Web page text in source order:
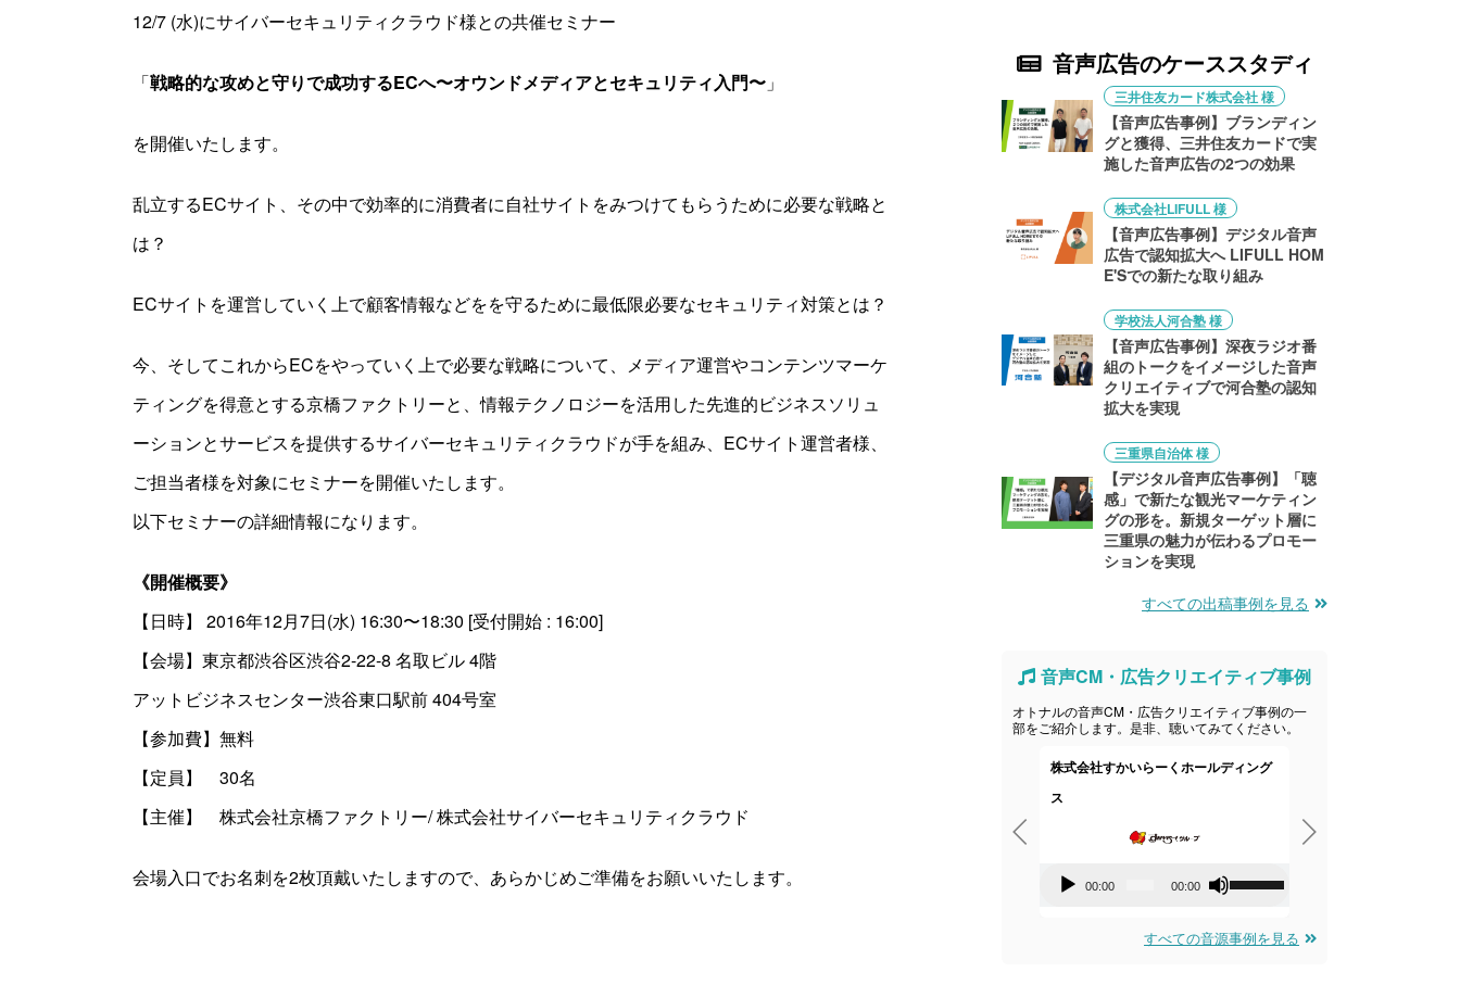
12/7 (水)にサイバーセキュリティクラウド様との共催セミナー
「戦略的な攻めと守りで成功するECへ〜オウンドメディアとセキュリティ入門〜 」
を開催いたします。
乱立するECサイト、その中で効率的に消費者に自社サイトをみつけてもらうために必要な戦略と
は？
ECサイトを運営していく上で顧客情報などをを守るために最低限必要なセキュリティ対策とは？
今、そしてこれからECをやっていく上で必要な戦略について、メディア運営やコンテンツマーケ
ティングを得意とする京橋ファクトリーと、情報テクノロジーを活用した先進的ビジネスソリュ
ーションとサービスを提供するサイバーセキュリティクラウドが手を組み、ECサイト運営者様、
ご担当者様を対象にセミナーを開催いたします。
以下セミナーの詳細情報になります。
《開催概要》
【日時】 2016年12月7日(水) 16:30〜18:30 [受付開始 : 16:00]
【会場】東京都渋谷区渋谷2-22-8 名取ビル 4階
アットビジネスセンター渋谷東口駅前 404号室
【参加費】無料
【定員】 30名
【主催】 株式会社京橋ファクトリー/ 株式会社サイバーセキュリティクラウド
会場入口でお名刺を2枚頂戴いたしますので、あらかじめご準備をお願いいたします。
音声広告のケーススタディ
三井住友カード株式会社 様
【音声広告事例】ブランディン
グと獲得、三井住友カードで実
施した音声広告の2つの効果
株式会社LIFULL 様
【音声広告事例】デジタル音声
広告で認知拡大へ LIFULL HOM
E'Sでの新たな取り組み
学校法人河合塾 様
【音声広告事例】深夜ラジオ番
組のトークをイメージした音声
クリエイティブで河合塾の認知
拡大を実現
三重県自治体 様
【デジタル音声広告事例】「聴
感」で新たな観光マーケティン
グの形を。新規ターゲット層に
三重県の魅力が伝わるプロモー
ションを実現
すべての出稿事例を見る
音声CM・広告クリエイティブ事例
オトナルの音声CM・広告クリエイティブ事例の一
部をご紹介します。是非、聴いてみてください。
声
株式会社すかいらーくホールディング
ス
00:00 00:00
ボ
ュ
レ
すべての音源事例を見る